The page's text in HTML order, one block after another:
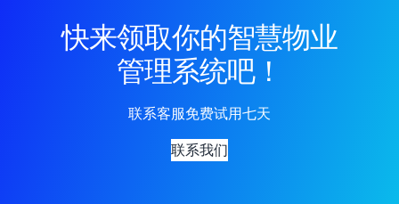
快来领取你的智慧物业
管理系统吧！
联系客服免费试用七天
联系我们